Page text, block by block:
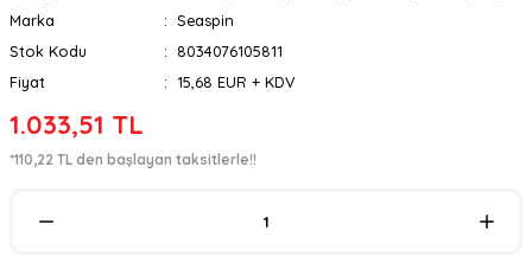
Marka
Seaspin
Stok Kodu
8034076105811
Fiyat
15,68 EUR + KDV
1.033,51 TL
*110,22 TL den başlayan taksitlerle!!